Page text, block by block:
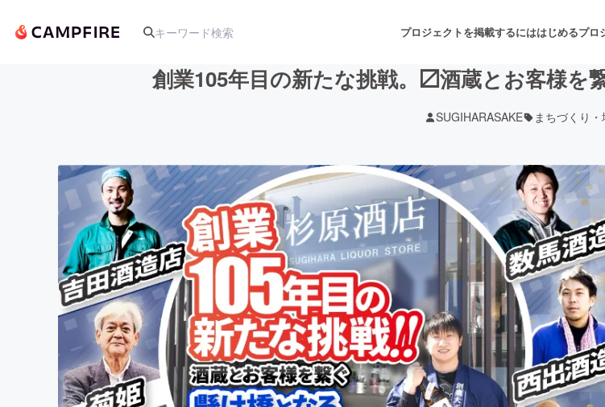
プロジェクトを掲載するにははじめるプロ
アート・写真 音楽
テクノロジー・ガジェット ゲーム・サービス開発
映像・映画 書籍・雑誌出版
ビジネス・起業 チャレンジ
まちづくり・地域活性化
創業105年目の新たな挑戦。〼酒蔵とお客様を
SUGIHARASAKE まちづくり